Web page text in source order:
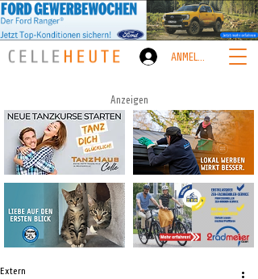
ANMELDEN
Anzeigen
Extern